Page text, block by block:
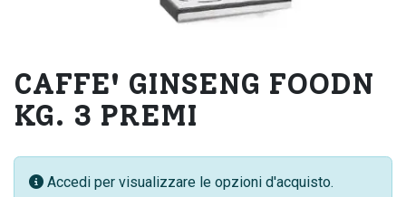
CAFFE' GINSENG FOODN
KG. 3 PREMI
Accedi per visualizzare le opzioni d'acquisto.